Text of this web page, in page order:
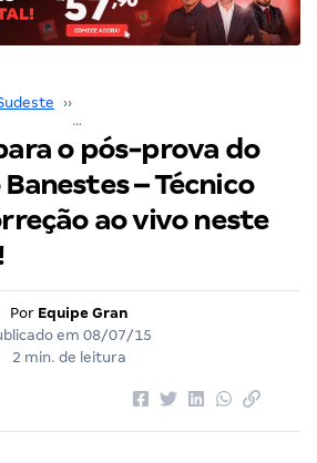
››
o pós-prova do
– Técnico
ao vivo neste
Por Equipe Gran
em 08/07/15
2 min. de leitura